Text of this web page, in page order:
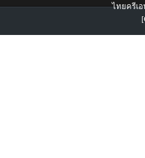
ไทยครีเอ
[